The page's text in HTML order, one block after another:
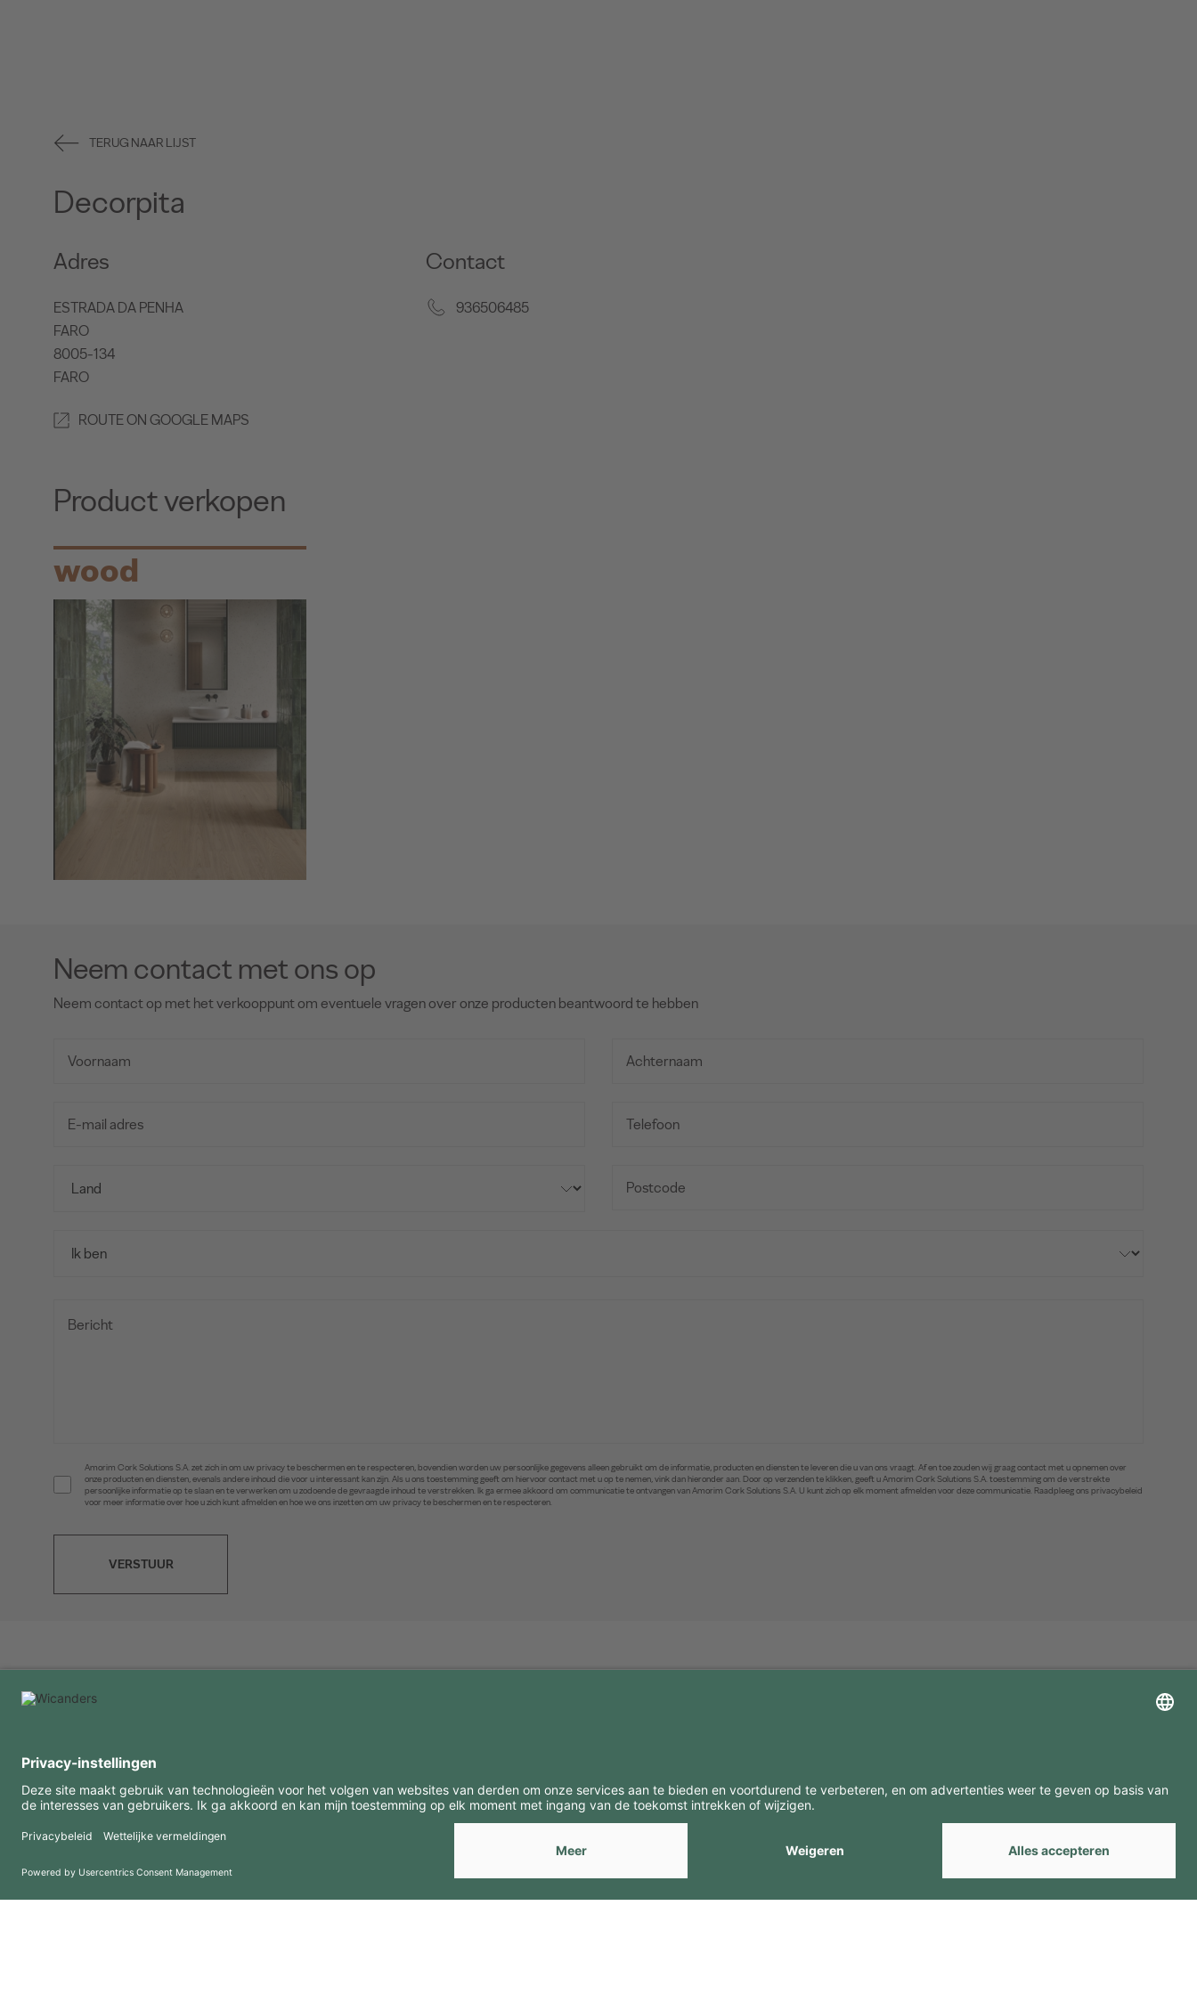
TERUG NAAR LIJST
Decorpita
Adres
ESTRADA DA PENHA
FARO
8005-134
FARO
ROUTE ON GOOGLE MAPS
Contact
936506485
Product verkopen
wood
Neem contact met ons op
Neem contact op met het verkooppunt om eventuele vragen over onze producten beantwoord te hebben
Amorim Cork Solutions S.A. zet zich in om uw privacy te beschermen en te respecteren, bovendien worden uw persoonlijke gegevens alleen gebruikt om de informatie, producten en diensten te leveren die u van ons vraagt. Af en toe zouden wij graag contact met u opnemen over
onze producten en diensten, evenals andere inhoud die voor u interessant kan zijn. Als u ons toestemming geeft om hiervoor contact met u op te nemen, vink dan hieronder aan. Door op verzenden te klikken, geeft u Amorim Cork Solutions S.A. toestemming om de verstrekte
persoonlijke informatie op te slaan en te verwerken om u zodoende de gevraagde inhoud te verstrekken. Ik ga ermee akkoord om communicatie te ontvangen van Amorim Cork Solutions S.A. U kunt zich op elk moment afmelden voor deze communicatie. Raadpleeg ons privacybeleid
voor meer informatie over hoe u zich kunt afmelden en hoe we ons inzetten om uw privacy te beschermen en te respecteren.
VERSTUUR
FAQ
Gebruiksvoorwaarden
Privacybeleid
Downloads
Copyright 2026 © Amorim Cork Solutions. All rights reserved. byWebcomum